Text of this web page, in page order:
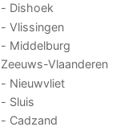
- Dishoek
- Vlissingen
- Middelburg
Zeeuws-Vlaanderen
- Nieuwvliet
- Sluis
- Cadzand